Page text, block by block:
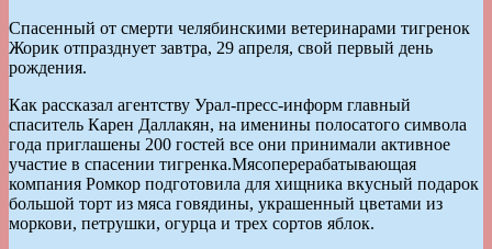
Спасенный от смерти челябинскими ветеринарами тигренок
Жорик отпразднует завтра, 29 апреля, свой первый день
рождения.
Как рассказал агентству Урал-пресс-информ главный
спаситель Карен Даллакян, на именины полосатого символа
года приглашены 200 гостей все они принимали активное
участие в спасении тигренка.Мясоперерабатывающая
компания Ромкор подготовила для хищника вкусный подарок
большой торт из мяса говядины, украшенный цветами из
моркови, петрушки, огурца и трех сортов яблок.